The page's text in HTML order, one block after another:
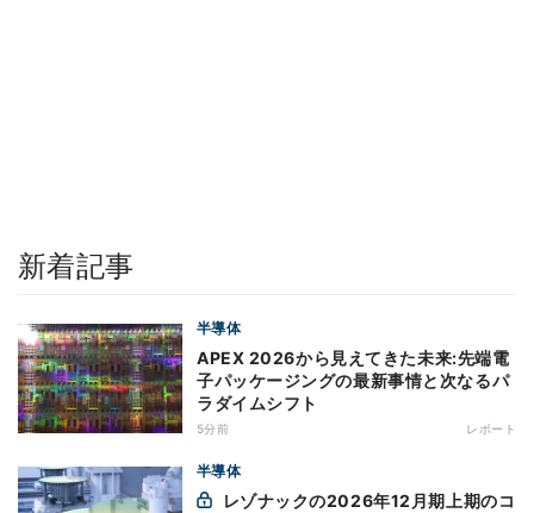
新着記事
半導体
APEX 2026から見えてきた未来:先端電
子パッケージングの最新事情と次なるパ
ラダイムシフト
5分前 レポート
半導体